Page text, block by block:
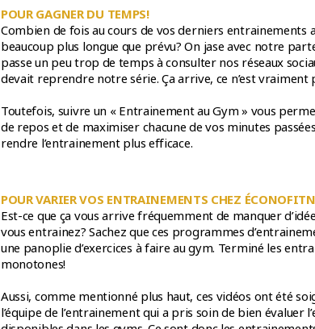
POUR GAGNER DU TEMPS!
Combien de fois au cours de vos derniers entrainements
beaucoup plus longue que prévu? On jase avec notre
passe un peu trop de temps à consulter nos réseaux
devait reprendre notre série. Ça arrive, ce n’est vraiment
Toutefois, suivre un « Entrainement au Gym » vous
de repos et de maximiser chacune de vos minutes
rendre l’entrainement plus efficace.
POUR VARIER VOS ENTRAINEMENTS CHEZ
Est-ce que ça vous arrive fréquemment de manquer
vous entrainez? Sachez que ces programmes
une panoplie d’exercices à faire au gym. Terminé les
monotones!
Aussi, comme mentionné plus haut, ces vidéos ont été
l’équipe de l’entrainement qui a pris soin de bien évaluer